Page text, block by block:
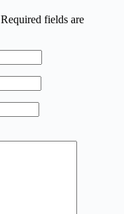
Required fields are